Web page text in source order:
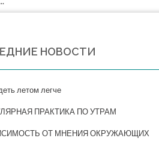
НОВОСТИ
летом легче
ПРАКТИКА ПО УТРАМ
ОТ МНЕНИЯ ОКРУЖАЮЩИХ